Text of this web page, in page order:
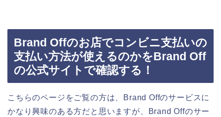
Brand Offのお店でコンビニ支払いの
支払い方法が使えるのかをBrand Off
の公式サイトで確認する！
こちらのページをご覧の方は、Brand Offのサービスに
かなり興味のある方だと思いますが、Brand Offのサー